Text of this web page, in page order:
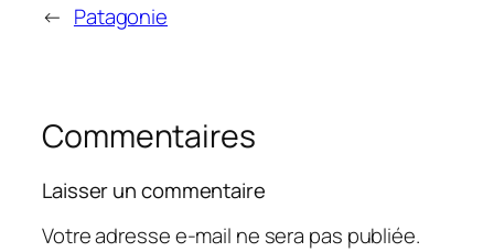
← Patagonie
Commentaires
Laisser un commentaire
Votre adresse e-mail ne sera pas publiée.